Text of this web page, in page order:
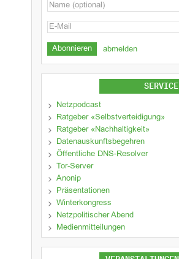
abmelden
SERVICE
Netzpodcast
Ratgeber «Selbstverteidigung»
Ratgeber «Nachhaltigkeit»
Datenauskunftsbegehren
Öffentliche DNS-Resolver
Tor-Server
Anonip
Präsentationen
Winterkongress
Netzpolitischer Abend
Medienmitteilungen